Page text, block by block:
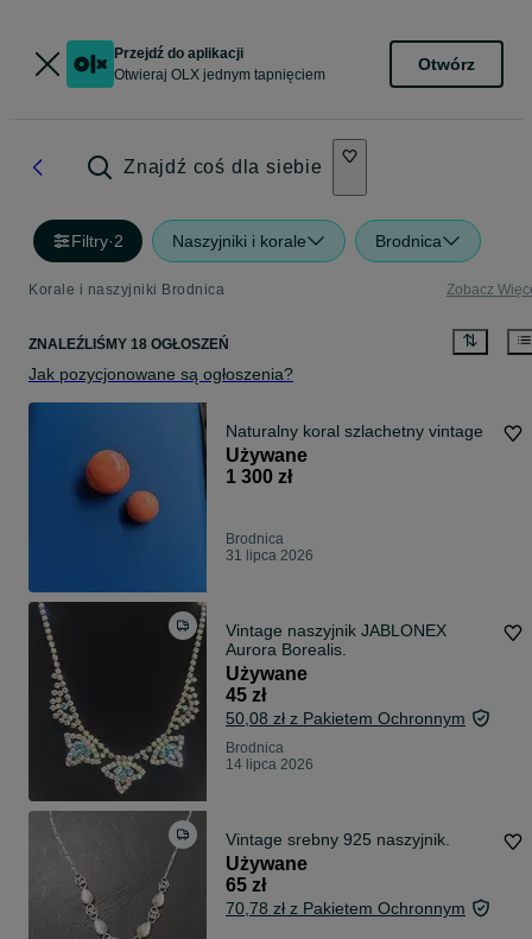
Przejdź do aplikacji
Otwieraj OLX jednym tapnięciem
Otwórz
Znajdź coś dla siebie
Filtry·2 Naszyjniki i korale Brodnica
Korale i naszyjniki Brodnica Zobacz
ZNALEŹLIŚMY 18 OGŁOSZEŃ
Jak pozycjonowane są ogłoszenia?
Naturalny koral szlachetny vintage
Używane
1 300 zł
Brodnica
31 lipca 2026
Vintage naszyjnik JABLONEX
Aurora Borealis.
Używane
45 zł
50,08 zł z Pakietem Ochronnym
Brodnica
14 lipca 2026
Vintage srebny 925 naszyjnik.
Używane
65 zł
70,78 zł z Pakietem Ochronnym